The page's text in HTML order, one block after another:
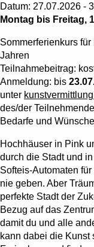
Datum: 27.07.2026 -
Montag bis Freitag,
Sommerferienkurs
Jahren
Teilnahmebeitrag:
Anmeldung: bis
unter
des/der
Bedarfe und
Hochhäuser in Pink
durch die Stadt und
Softeis-Automaten
nie geben. Aber
perfekte Stadt der
Bezug auf das
damit du und alle
kann dabei die Kunst